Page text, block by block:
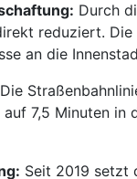
Durch
reduziert. Die
an die
Die
7,5 Minuten
Seit 2019 setzt